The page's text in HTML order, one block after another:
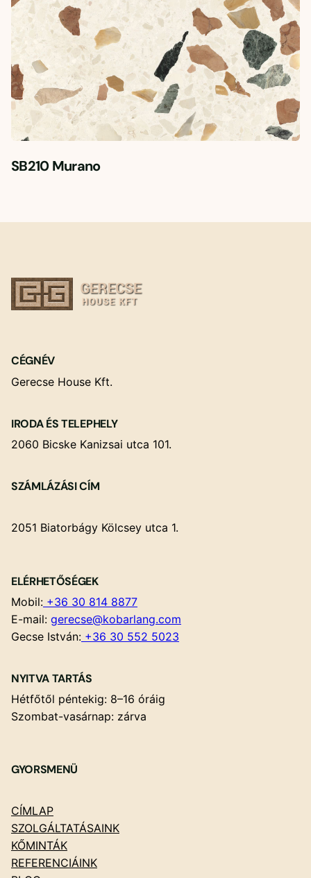
SB210 Murano
CÉGNÉV
Gerecse House Kft.
IRODA ÉS TELEPHELY
2060 Bicske Kanizsai utca 101.
SZÁMLÁZÁSI CÍM
2051 Biatorbágy Kölcsey utca 1.
ELÉRHETŐSÉGEK
Mobil: +36 30 814 8877
E-mail: gerecse@kobarlang.com
Gecse István: +36 30 552 5023
NYITVA TARTÁS
Hétfőtől péntekig: 8–16 óráig
Szombat-vasárnap: zárva
GYORSMENÜ
CÍMLAP
SZOLGÁLTATÁSAINK
KŐMINTÁK
REFERENCIÁINK